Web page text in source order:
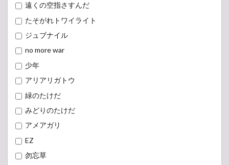
遠くの空指さすんだ
たそがれトワイライト
ジュブナイル
no more war
少年
アリアリガトウ
緑のたけだ
みどりのたけだ
アメアガリ
EZ
勿忘草